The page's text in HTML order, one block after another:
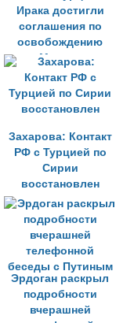
Ирака достигли
соглашения по
освобождению
Мосула
Захарова: Контакт
РФ с Турцией по
Сирии
восстановлен
Эрдоган раскрыл
подробности
вчерашней